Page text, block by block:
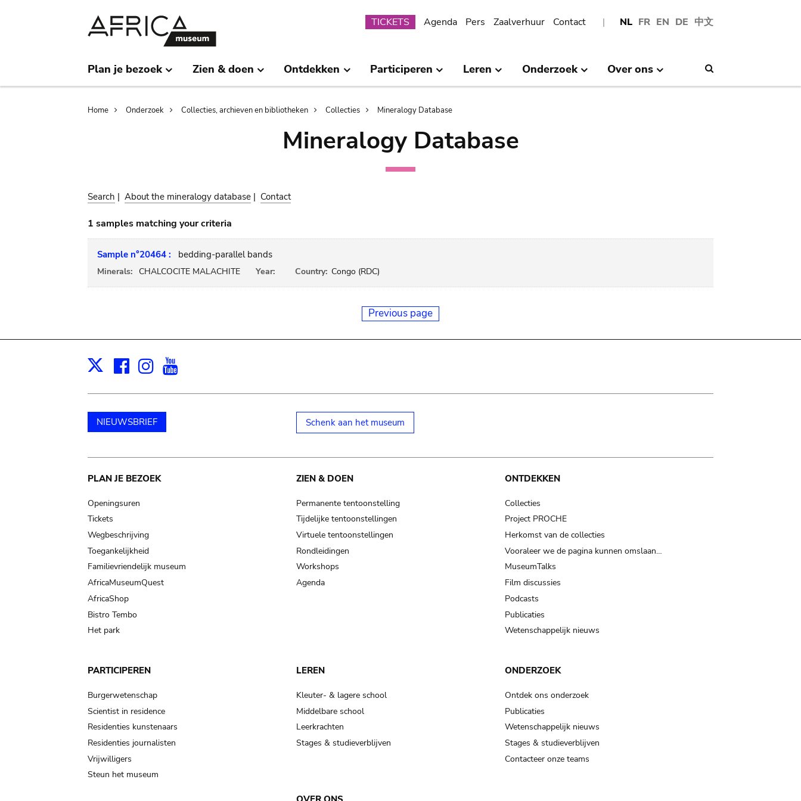
NL FR EN DE 中文
Submenu
TICKETS Agenda Pers Zaalverhuur Contact
Plan je bezoek Zien & doen Ontdekken Participeren Leren Onderzoek Over ons
Breadcrumb
Home Onderzoek Collecties, archieven en bibliotheken Collecties Mineralogy Database
Mineralogy Database
Search | About the mineralogy database | Contact
1 samples matching your criteria
Sample n°20464 : bedding-parallel bands
Minerals: CHALCOCITE MALACHITE Year: Country: Congo (RDC)
Previous page
X Facebook
Instagram
NIEUWSBRIEF Schenk aan het museum
Main
navigation
PLAN JE BEZOEK
Openingsuren
Tickets
Wegbeschrijving
Toegankelijkheid
Familievriendelijk museum
AfricaMuseumQuest
AfricaShop
Bistro Tembo
Het park
ZIEN & DOEN
Permanente tentoonstelling
Tijdelijke tentoonstellingen
Virtuele tentoonstellingen
Rondleidingen
Workshops
Agenda
ONTDEKKEN
Collecties
Project PROCHE
Herkomst van de collecties
Vooraleer we de pagina kunnen omslaan…
MuseumTalks
Film discussies
Podcasts
Publicaties
Wetenschappelijk nieuws
PARTICIPEREN
Burgerwetenschap
Scientist in residence
Residenties kunstenaars
Residenties journalisten
Vrijwilligers
Steun het museum
LEREN
Kleuter- & lagere school
Middelbare school
Leerkrachten
Stages & studieverblijven
ONDERZOEK
Ontdek ons onderzoek
Publicaties
Wetenschappelijk nieuws
Stages & studieverblijven
Contacteer onze teams